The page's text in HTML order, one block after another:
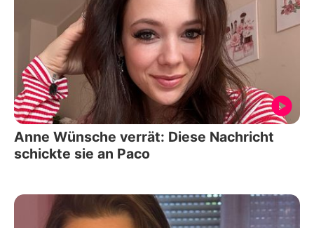
Anne Wünsche verrät: Diese Nachricht
schickte sie an Paco